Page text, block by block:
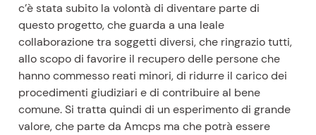
c’è stata subito la volontà di diventare parte di
questo progetto, che guarda a una leale
collaborazione tra soggetti diversi, che ringrazio tutti,
allo scopo di favorire il recupero delle persone che
hanno commesso reati minori, di ridurre il carico dei
procedimenti giudiziari e di contribuire al bene
comune. Si tratta quindi di un esperimento di grande
valore, che parte da Amcps ma che potrà essere